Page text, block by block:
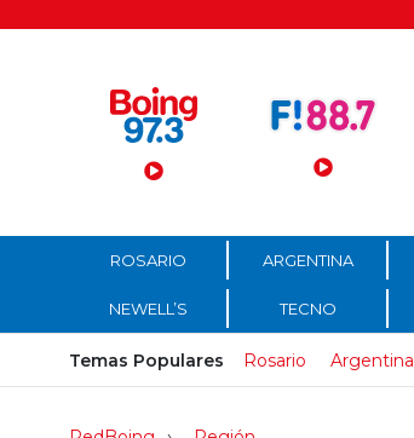
Menú Principal
ROSARIO ARGENTINA
NEWELL’S TECNO
Temas Populares Rosario Argentina